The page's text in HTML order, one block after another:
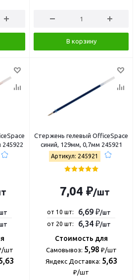
В корзину
шт
Стержень гелевый OfficeSpace
синий, 129мм, 0,7мм 245921
Артикул: 245921
7,04 ₽/шт
от 10 шт: 6,69 ₽/шт
от 20 шт:
6,34 ₽/шт
Стоимость для
Самовывоз: 5,98 ₽/шт
Яндекс Доставка: 5,63
₽/шт